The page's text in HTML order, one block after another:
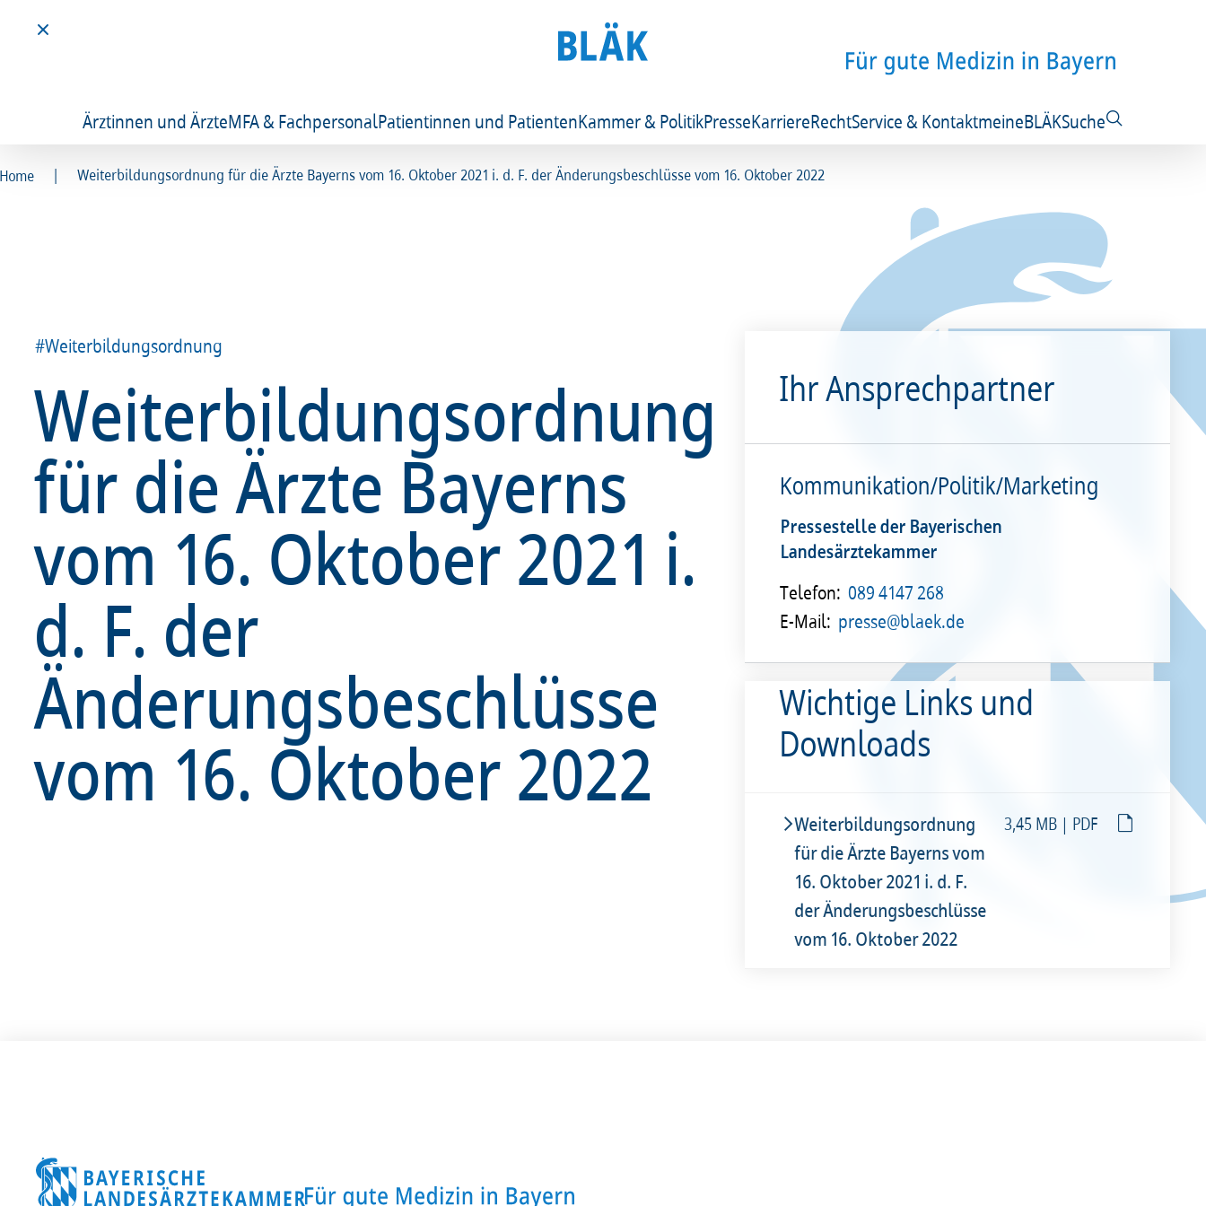
Ärztinnen und ÄrzteMFA & FachpersonalPatientinnen und PatientenKammer & PolitikPresseKarriereRechtService & KontaktmeineBLÄKSuche
Home | Weiterbildungsordnung für die Ärzte Bayerns vom 16. Oktober 2021 i. d. F. der Änderungsbeschlüsse vom 16. Oktober 2022
#Weiterbildungsordnung
Weiterbildungsordnung
für die Ärzte Bayerns
vom 16. Oktober 2021 i.
d. F. der
Änderungsbeschlüsse
vom 16. Oktober 2022
Ihr Ansprechpartner
Kommunikation/Politik/Marketing
Pressestelle der Bayerischen
Landesärztekammer
Telefon: 089 4147 268
E-Mail: presse@blaek.de
Wichtige Links und
Downloads
Weiterbildungsordnung
für die Ärzte Bayerns vom
16. Oktober 2021 i. d. F.
der Änderungsbeschlüsse
vom 16. Oktober 2022
3,45 MB | PDF